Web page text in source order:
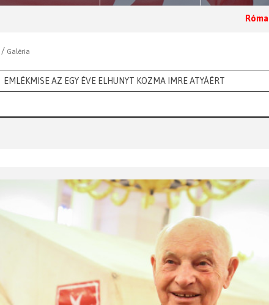
Dr.
/ Galéria
EMLÉKMISE AZ EGY ÉVE ELHUNYT KOZMA IMRE ATYÁÉRT